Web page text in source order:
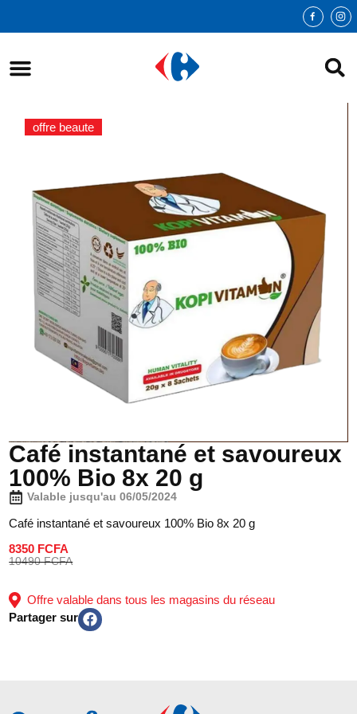
offre beaute
Café instantané et savoureux
100% Bio 8x 20 g
Valable jusqu'au 06/05/2024
Café instantané et savoureux 100% Bio 8x 20 g
8350 FCFA
10490 FCFA
Offre valable dans tous les magasins du réseau
Partager sur